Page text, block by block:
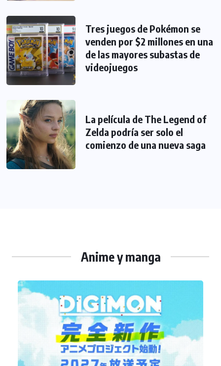
Tres juegos de Pokémon se
venden por $2 millones en una
de las mayores subastas de
videojuegos
La película de The Legend of
Zelda podría ser solo el
comienzo de una nueva saga
Anime y manga